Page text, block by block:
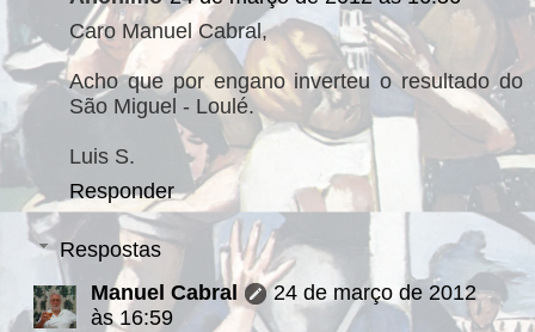
Caro Manuel Cabral,
Acho que por engano inverteu o resultado do
São Miguel - Loulé.
Luis S.
Responder
Respostas
Manuel Cabral
24 de março de 2012
às 16:59